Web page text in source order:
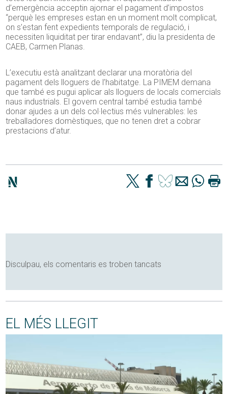
d’emergència acceptin ajornar el pagament d’impostos
“perquè les empreses estan en un moment molt complicat,
on s’estan fent expedients temporals de regulació, i
necessiten liquiditat per tirar endavant”, diu la presidenta de
CAEB, Carmen Planas.
L’executiu està analitzant declarar una moratòria del
pagament dels lloguers de l’habitatge. La PIMEM demana
que també es pugui aplicar als lloguers de locals comercials
naus industrials. El govern central també estudia també
donar ajudes a un dels col·lectius més vulnerables: les
treballadores domèstiques, que no tenen dret a cobrar
prestacions d’atur.
Disculpau, els comentaris es troben tancats
EL MÉS LLEGIT